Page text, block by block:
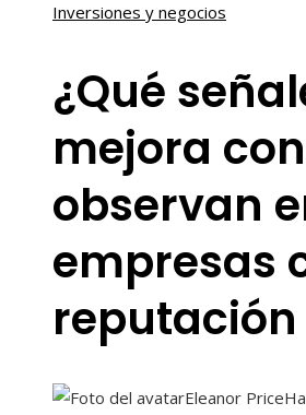
Inversiones y negocios
¿Qué
mejora
observan
empresas
Eleanor Price